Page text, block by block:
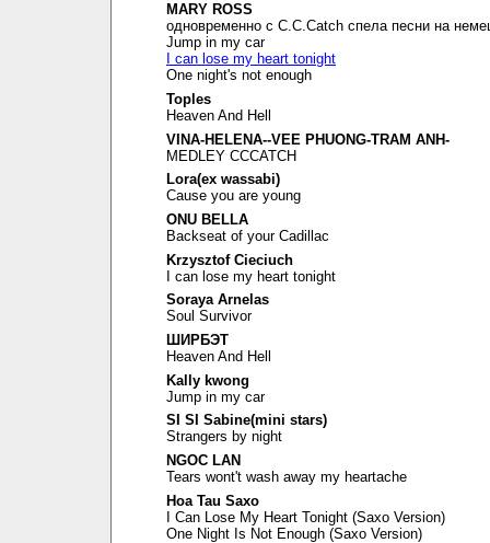
MARY ROSS
одновременно с C.C.Catch спела песни на
Jump in my car
I can lose my heart tonight
One night's not enough
Toples
Heaven And Hell
VINA-HELENA--VEE PHUONG-TRAM ANH-
MEDLEY CCCATCH
Lora(ex wassabi)
Cause you are young
ONU BELLA
Backseat of your Cadillac
Krzysztof Cieciuch
I can lose my heart tonight
Soraya Arnelas
Soul Survivor
ШИРБЭТ
Heaven And Hell
Kally kwong
Jump in my car
SI SI Sabine(mini stars)
Strangers by night
NGOC LAN
Tears wont't wash away my heartache
Hoa Tau Saxo
I Can Lose My Heart Tonight (Saxo Version)
One Night Is Not Enough (Saxo Version)